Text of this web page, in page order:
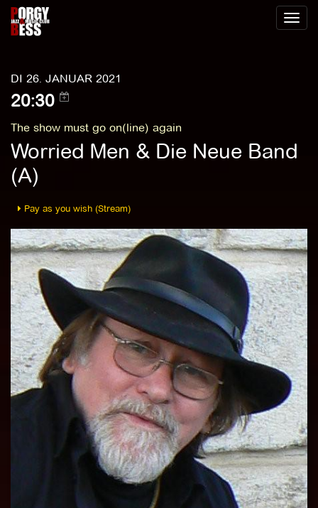
Toggle
DI 26. JANUAR 2021
20:30
The show must go on(line) again
Worried Men & Die Neue Band
(A)
Pay as you wish (Stream)